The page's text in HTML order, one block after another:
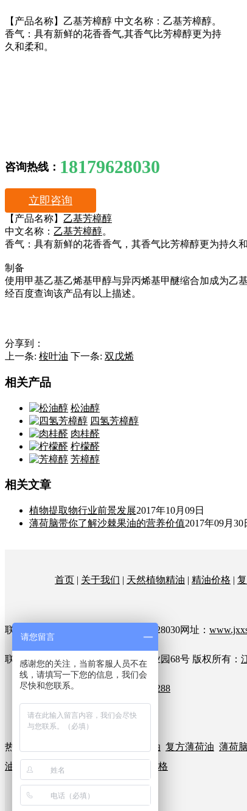
【产品名称】乙基芳樟醇 中文名称：乙基芳樟醇。
香气：具有新鲜的花香香气,其香气比芳樟醇更为持
久和柔和。
咨询热线： 18179628030
立即咨询
【产品名称】 乙基芳樟醇
中文名称： 乙基芳樟醇。
香气：具有新鲜的花香香气，其香气比芳樟醇更为持久和
制备
使用甲基乙基乙烯基甲醇与异丙烯基甲醚缩合加成为乙
经百度查询该产品有以上描述。
分享到：
上一条: 桉叶油 下一条: 双戊烯
相关产品
松油醇
四氢芳樟醇
肉桂醛
柠檬醛
芳樟醇
相关文章
植物提取物行业前景发展2017年10月09日
薄荷脑带你了解沙棘果油的营养价值2017年09月30
首页 | 关于我们 | 天然植物精油 | 精油价格 |
联系人：刘经理 咨询热线：18179628030网址：
联系地址：江西省吉安市吉州区工业园68号 版权所有：
公安部备案号36080202000288
热门搜索： 薄荷精油 复方薄荷油 薄荷
油
葡萄籽油 樟脑油价格 天然冰片价格
请您留言
感谢您的关注，当前客服人员不在
线，请填写一下您的信息，我们会
尽快和您联系。